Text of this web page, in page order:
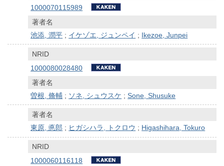
1000070115989
著者名
池添, 潤平 ; イケゾエ, ジュンペイ ; Ikezoe, Junpei
NRID
1000080028480
著者名
曽根, 脩輔 ; ソネ, シュウスケ ;Sone, Shusuke
著者名
東原, 悳郎 ; ヒガシハラ, トクロウ ; Higashihara, Tokuro
NRID
1000060116118